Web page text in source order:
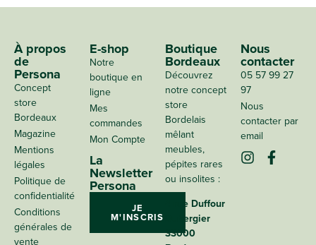
À propos
de
Persona
Concept
store
Bordeaux
Magazine
Mentions
légales
Politique de
confidentialité
Conditions
générales de
vente
E-shop
Notre
boutique en
ligne
Mes
commandes
Mon Compte
La
Newsletter
Persona
JE
M'INSCRIS
Boutique
Bordeaux
Découvrez
notre concept
store
Bordelais
mêlant
meubles,
pépites rares
ou insolites :
4 rue Duffour
Dubergier
33000
Nous
contacter
05 57 99 27
97
Nous
contacter par
email